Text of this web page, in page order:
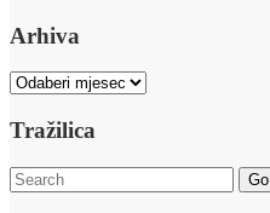
Arhiva
Arhiva
Tražilica
Go